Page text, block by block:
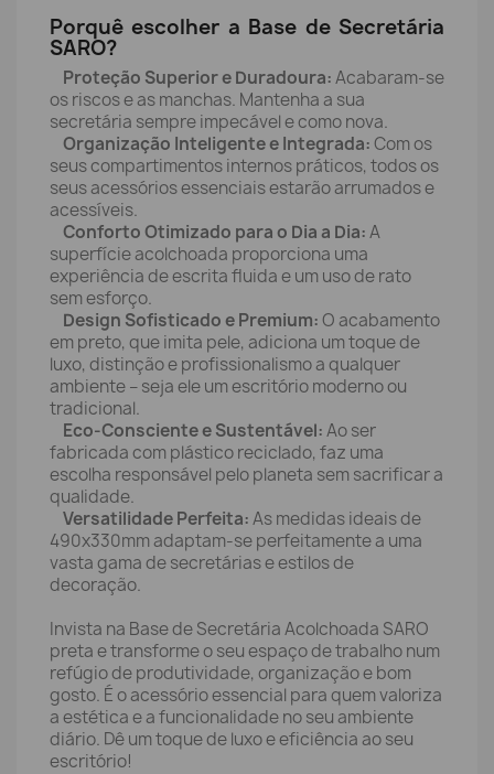
Porquê escolher a Base de Secretária
SARO?
Proteção Superior e Duradoura:Acabaram-se
os riscos e as manchas. Mantenha a sua
secretária sempre impecável e como nova.
Organização Inteligente e Integrada:Com os
seus compartimentos internos práticos, todos os
seus acessórios essenciais estarão arrumados e
acessíveis.
Conforto Otimizado para o Dia a Dia:A
superfície acolchoada proporciona uma
experiência de escrita fluida e um uso de rato
sem esforço.
Design Sofisticado e Premium:O acabamento
em preto, que imita pele, adiciona um toque de
luxo, distinção e profissionalismo a qualquer
ambiente – seja ele um escritório moderno ou
tradicional.
Eco-Consciente e Sustentável:Ao ser
fabricada com plástico reciclado, faz uma
escolha responsável pelo planeta sem sacrificar a
qualidade.
Versatilidade Perfeita:As medidas ideais de
490x330mm adaptam-se perfeitamente a uma
vasta gama de secretárias e estilos de
decoração.
Invista na Base de Secretária Acolchoada SARO
preta e transforme o seu espaço de trabalho num
refúgio de produtividade, organização e bom
gosto. É o acessório essencial para quem valoriza
a estética e a funcionalidade no seu ambiente
diário. Dê um toque de luxo e eficiência ao seu
escritório!